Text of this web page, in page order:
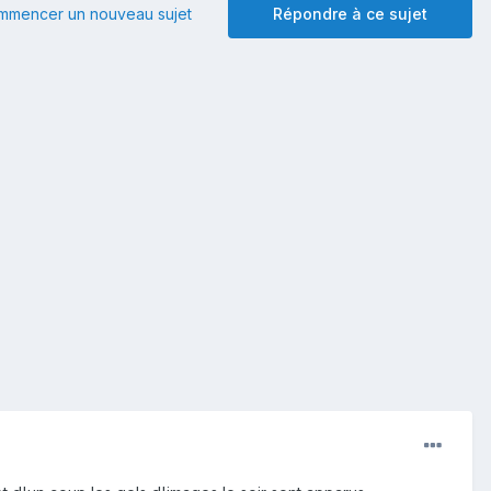
Répondre à ce sujet
un nouveau sujet